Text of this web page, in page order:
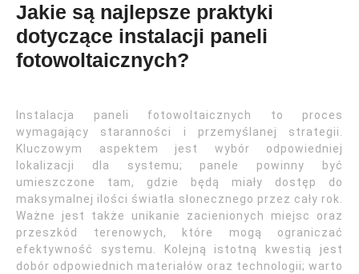
Jakie są najlepsze praktyki
dotyczące instalacji paneli
fotowoltaicznych?
Instalacja paneli fotowoltaicznych to proces
wymagający staranności i przemyślanej strategii.
Kluczowym aspektem jest wybór odpowiedniej
lokalizacji dla systemu; panele powinny być
umieszczone tam, gdzie będą miały dostęp do
maksymalnej ilości światła słonecznego przez cały rok.
Ważne jest także unikanie zacienionych miejsc oraz
przeszkód terenowych, które mogą ograniczać
efektywność systemu. Kolejną istotną kwestią jest
dobór odpowiednich materiałów oraz technologii; warto